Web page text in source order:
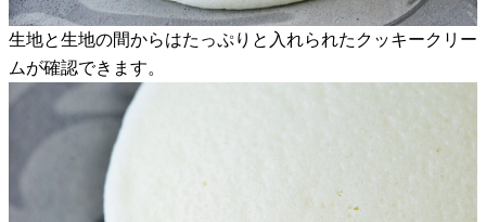
生地と生地の間からはたっぷりと入れられたクッキークリー
ムが確認できます。